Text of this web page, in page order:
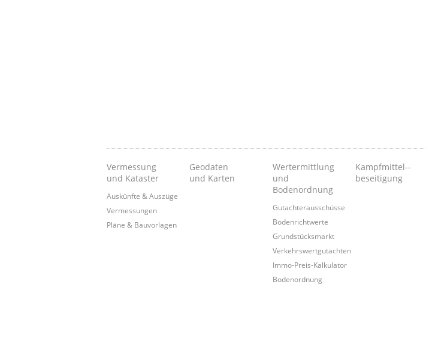
Vermessung
und Kataster
Auskünfte & Auszüge
Vermessungen
Pläne & Bauvorlagen
Geodaten
und Karten
Wertermittlung
und
Bodenordnung
Gutachterausschüsse
Bodenrichtwerte
Grundstücksmarkt
Verkehrswertgutachten
Immo-Preis-Kalkulator
Bodenordnung
Kampfmittel-­
beseitigung